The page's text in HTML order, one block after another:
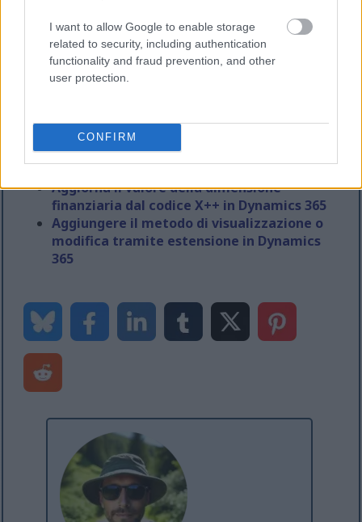
I want to allow Google to enable storage
related to security, including authentication
functionality and fraud prevention, and other
user protection.
CONFIRM
dimensioni finanziarie possono essere attivate su
una macchina di sviluppo, funziona bene :-)
Ulteriori letture
anche questi suggerimenti:
Visual Studio si blocca all'avvio durante il
caricamento dei progetti recenti
Aggiorna il valore della dimensione
finanziaria dal codice X++ in Dynamics 365
Aggiungere il metodo di visualizzazione o
modifica tramite estensione in Dynamics
365